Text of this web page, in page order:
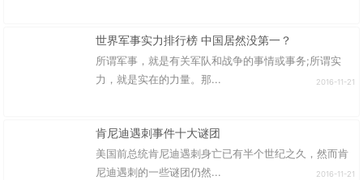
世界军事实力排行榜 中国居然没第一？
所谓军事，就是有关军队和战争的事情或事务;所谓实
力，就是实在的力量。那...
2016-11-21
肯尼迪遇刺事件十大谜团
美国前总统肯尼迪遇刺身亡已有半个世纪之久，然而肯
尼迪遇刺的一些谜团仍然...
2016-11-21